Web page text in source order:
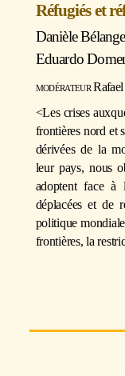
Réfugiés et
Danièle
Eduardo
modérateurRafael
<Les crises
frontières nord et
dérivées de la
leur pays, nous
adoptent face à
déplacées et de
politique
frontières, la